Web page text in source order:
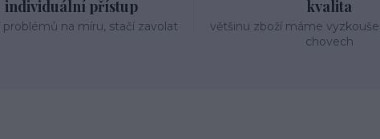
individuální přístup
problémů na míru, stačí zavolat
kvalita
většinu zboží máme
chovech